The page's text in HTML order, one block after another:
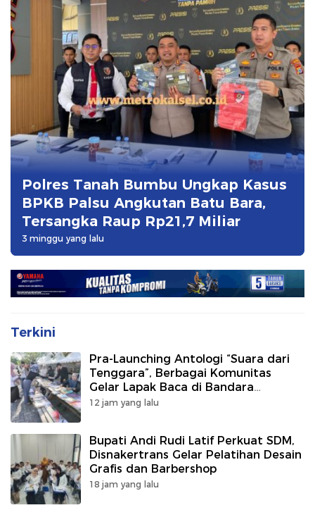
Polres Tanah Bumbu Ungkap Kasus
BPKB Palsu Angkutan Batu Bara,
Tersangka Raup Rp21,7 Miliar
3 minggu yang lalu
Terkini
Pra-Launching Antologi “Suara dari
Tenggara”, Berbagai Komunitas
Gelar Lapak Baca di Bandara
Bersujud
12 jam yang lalu
Bupati Andi Rudi Latif Perkuat SDM,
Disnakertrans Gelar Pelatihan Desain
Grafis dan Barbershop
18 jam yang lalu